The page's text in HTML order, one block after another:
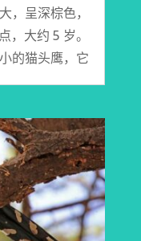
，呈深棕色，
，大约 5 岁。
猫头鹰，它...